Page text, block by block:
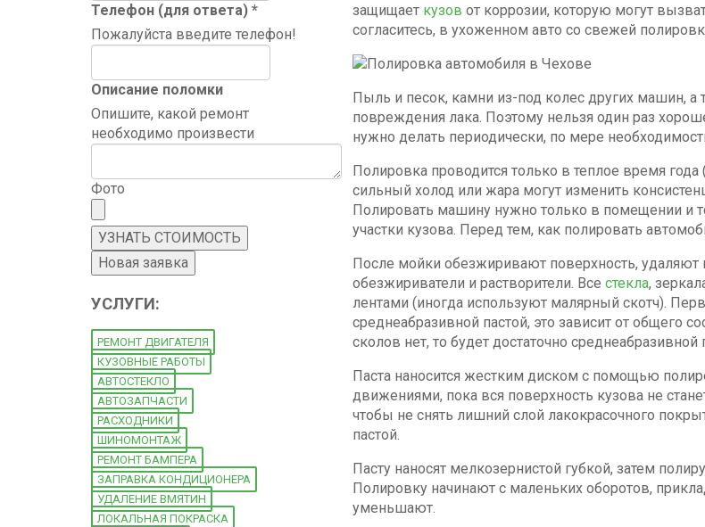
защищает кузов от коррозии, которую могут
согласитесь, в ухоженном авто со свежей
Пыль и песок, камни из-под колес других машин,
повреждения лака. Поэтому нельзя один раз
нужно делать периодически, по мере
Полировка проводится только в теплое время
сильный холод или жара могут изменить
Полировать машину нужно только в помещении и
участки кузова. Перед тем, как полировать
После мойки обезжиривают поверхность, удаляют
обезжириватели и растворители. Все стекла,
лентами (иногда используют малярный скотч).
среднеабразивной пастой, это зависит от общего
сколов нет, то будет достаточно среднеабразивной
Паста наносится жестким диском с помощью
движениями, пока вся поверхность кузова не
чтобы не снять лишний слой лакокрасочного
пастой.
Пасту наносят мелкозернистой губкой, затем
Полировку начинают с маленьких оборотов,
уменьшают.
Телефон (для ответа) *
Пожалуйста введите телефон!
Описание поломки
Опишите, какой ремонт
необходимо произвести
Фото
УСЛУГИ:
РЕМОНТ ДВИГАТЕЛЯ
КУЗОВНЫЕ РАБОТЫ
АВТОСТЕКЛО
АВТОЗАПЧАСТИ
РАСХОДНИКИ
ШИНОМОНТАЖ
РЕМОНТ БАМПЕРА
ЗАПРАВКА КОНДИЦИОНЕРА
УДАЛЕНИЕ ВМЯТИН
ЛОКАЛЬНАЯ ПОКРАСКА